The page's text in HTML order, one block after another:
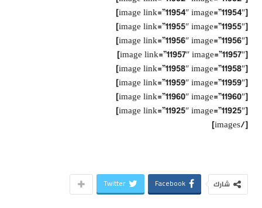
[image link=”11954″ image=”11954″]
[image link=”11955″ image=”11955″]
[image link=”11956″ image=”11956″]
[image link=”11957″ image=”11957″]
[image link=”11958″ image=”11958″]
[image link=”11959″ image=”11959″]
[image link=”11960″ image=”11960″]
[image link=”11925″ image=”11925″]
[/images]
شارك Facebook
Twitter